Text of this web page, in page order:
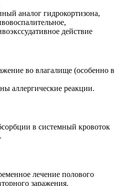
аналог гидрокортизона,
действие
во влагалище (особенно в
аллергические реакции.
в системный кровоток
лечение полового
заражения.